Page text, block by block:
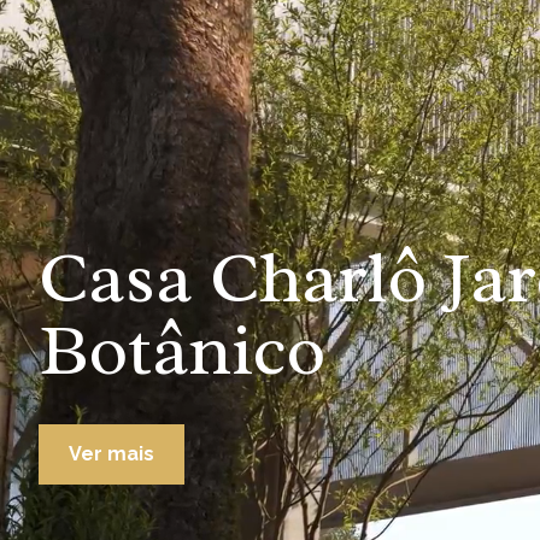
Casa Charlô
Botânico
Ver mais